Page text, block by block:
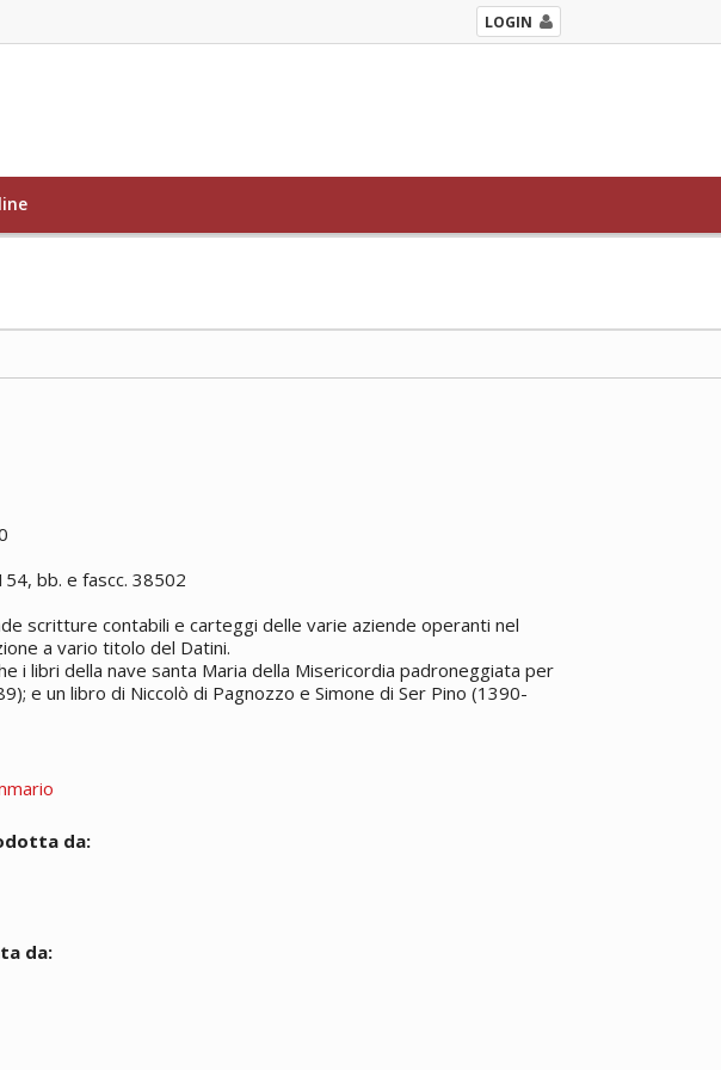
LOGIN
bb. e fascc. 38502
scritture contabili e carteggi delle varie aziende operanti nel
a vario titolo del Datini.
i libri della nave santa Maria della Misericordia padroneggiata per
e un libro di Niccolò di Pagnozzo e Simone di Ser Pino (1390-
da:
da: